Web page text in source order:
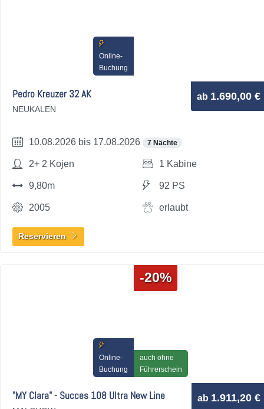
Online-
Buchung
Pedro Kreuzer 32 AK
NEUKALEN
ab 1.690,00 €
10.08.2026 bis 17.08.2026 7 Nächte
2+ 2 Kojen 1 Kabine
9,80m 92 PS
2005 erlaubt
Reservieren
-20%
auch ohne
Führerschein
Online-
Buchung
"MY Clara" - Succes 108 Ultra New Line ab 1.911,20 €